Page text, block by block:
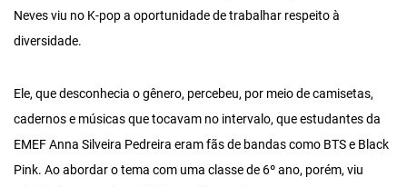
Neves viu no K-pop a oportunidade de trabalhar respeito à
diversidade.
Ele, que desconhecia o gênero, percebeu, por meio de camisetas,
cadernos e músicas que tocavam no intervalo, que estudantes da
EMEF Anna Silveira Pedreira eram fãs de bandas como BTS e Black
Pink. Ao abordar o tema com uma classe de 6º ano, porém, viu